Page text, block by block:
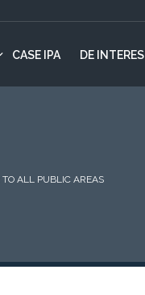
CASE IPA DE INTERES
TO ALL PUBLIC AREAS